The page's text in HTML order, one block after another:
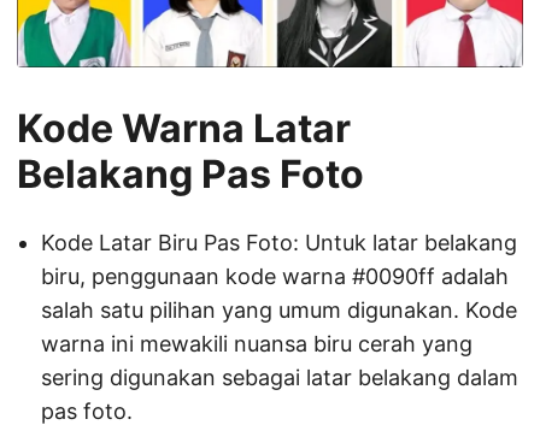
Kode Warna Latar
Belakang Pas Foto
Kode Latar Biru Pas Foto: Untuk latar belakang
biru, penggunaan kode warna #0090ff adalah
salah satu pilihan yang umum digunakan. Kode
warna ini mewakili nuansa biru cerah yang
sering digunakan sebagai latar belakang dalam
pas foto.